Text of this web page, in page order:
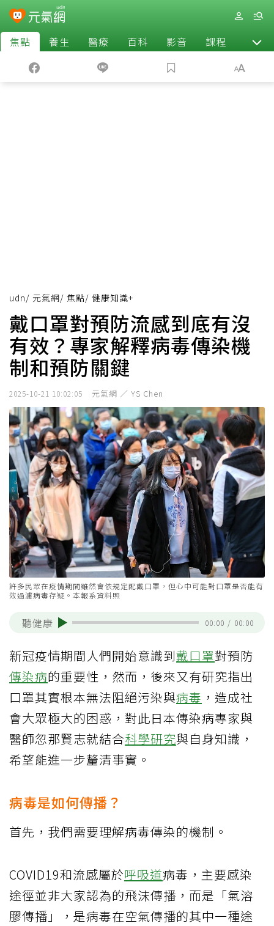
焦點 養生 醫療 百科 影音 課程 退休
udn/ 元氣網/ 焦點/ 健康知識+
戴口罩對預防流感到底有沒
有效？專家解釋病毒傳染機
制和預防關鍵
2025-10-21 10:02:05 元氣網 ／ YS Chen
許多民眾在疫情期間雖然會依規定配戴口罩，但心中可能對口罩是否能有
效過濾病毒存疑。本報系資料照
聽健康 00:00 / 00:00
新冠疫情期間人們開始意識到戴口罩對預防
傳染病的重要性，然而，後來又有研究指出
口罩其實根本無法阻絕污染與病毒 ，造成社
會大眾極大的困惑，對此日本傳染病專家與
醫師忽那賢志就結合科學研究與自身知識，
希望能進一步釐清事實。
病毒是如何傳播？
首先，我們需要理解病毒傳染的機制。
COVID19和流感屬於呼吸道病毒，主要感染
途徑並非大家認為的飛沫傳播，而是「氣溶
膠傳播」，是病毒在空氣傳播的其中一種途